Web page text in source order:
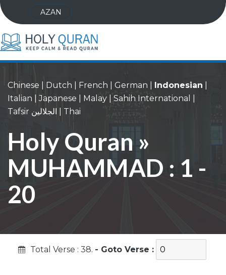
AZAN
Chinese Dutch French German Indonesian
Italian |Japanese Malay Sahih International
Tafsir الجلالين
Thai
Holy Quran »
MUHAMMAD : 1 -
20
Total Verse : 38. - Goto Verse :